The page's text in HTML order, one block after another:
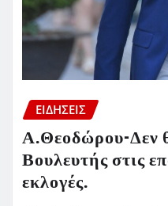
ΕΙΔΗΣΕΙΣ
Α.Θεοδώρου-Δεν
Βουλευτής στις
εκλογές.